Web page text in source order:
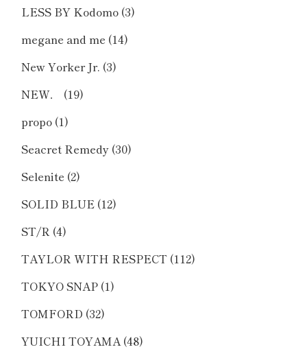
LESS BY Kodomo (3)
megane and me (14)
New Yorker Jr. (3)
NEW．
(19)
propo (1)
Seacret Remedy (30)
Selenite (2)
SOLID BLUE (12)
ST/R (4)
TAYLOR WITH RESPECT (112)
TOKYO SNAP (1)
TOMFORD (32)
YUICHI TOYAMA(48)